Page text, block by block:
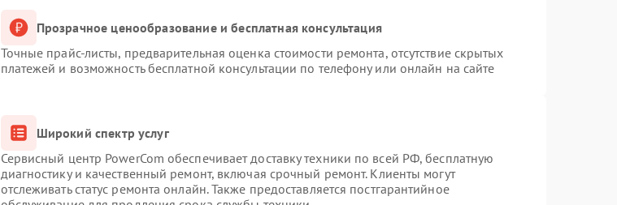
Прозрачное ценообразование и бесплатная консультация
Точные прайс-листы, предварительная оценка стоимости ремонта, отсутствие скрытых
платежей и возможность бесплатной консультации по телефону или онлайн на сайте
Широкий спектр услуг
Сервисный центр PowerCom обеспечивает доставку техники по всей РФ, бесплатную
диагностику и качественный ремонт, включая срочный ремонт. Клиенты могут
отслеживать статус ремонта онлайн. Также предоставляется постгарантийное